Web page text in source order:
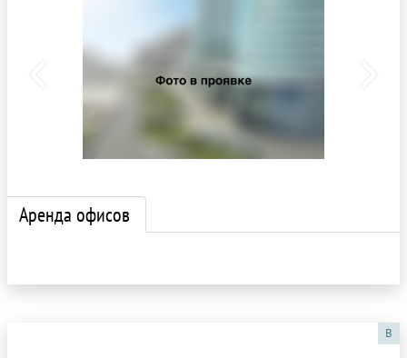
Аренда офисов
B